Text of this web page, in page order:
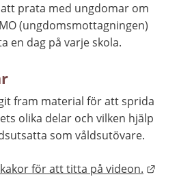
prata med ungdomar om
(ungdomsmottagningen)
en dag på varje skola.
fram material för att sprida
olika delar och vilken hjälp
som våldsutövare.
för att titta på videon.